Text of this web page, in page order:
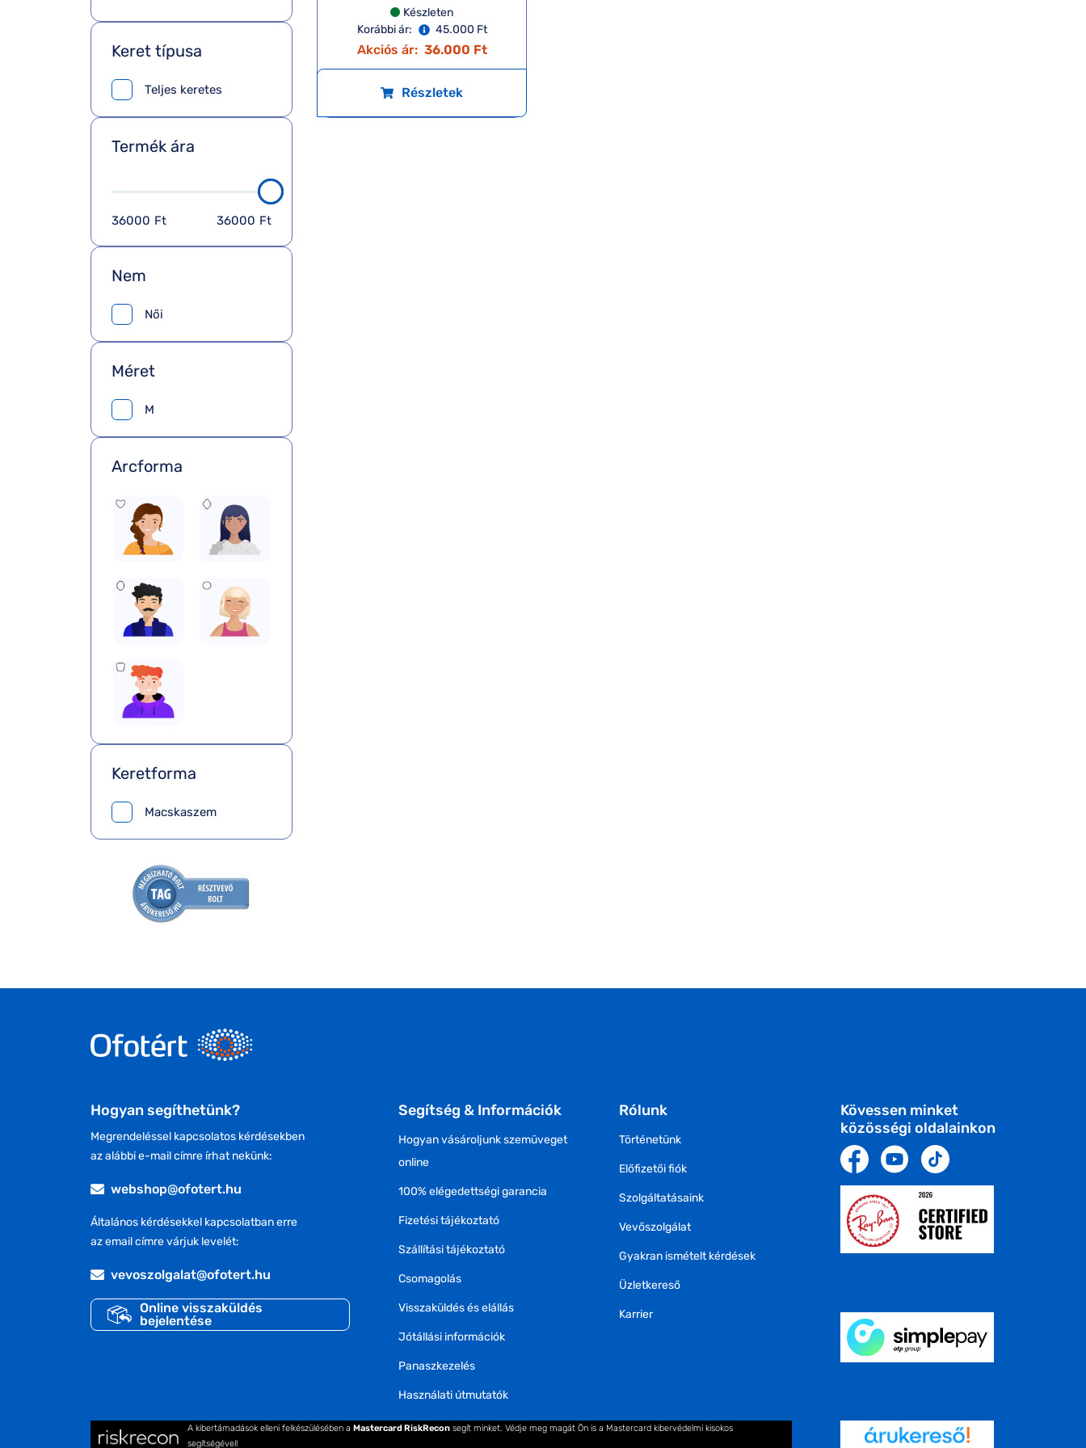
Méret
M
Nem
Női
Keretforma
Macskaszem
Keret típusa
Teljes keretes
Termék ára
36000 Ft 36000 Ft
Arcforma
Készleten
Korábbi ár:
45.000 Ft
Akciós ár: 36.000 Ft
Részletek
Hogyan segíthetünk?
Megrendeléssel kapcsolatos kérdésekben
az alábbi e-mail címre írhat nekünk:
webshop@ofotert.hu
Általános kérdésekkel kapcsolatban erre
az email címre várjuk levelét:
vevoszolgalat@ofotert.hu
Online visszaküldés
bejelentése
Segítség & Információk
Hogyan vásároljunk szemüveget
online
100% elégedettségi garancia
Fizetési tájékoztató
Szállítási tájékoztató
Csomagolás
Visszaküldés és elállás
Jótállási információk
Panaszkezelés
Használati útmutatók
Rólunk
Történetünk
Előfizetői fiók
Szolgáltatásaink
Vevőszolgálat
Gyakran ismételt kérdések
Üzletkereső
Karrier
Kövessen minket
közösségi oldalainkon
A kibertámadások elleni felkészülésében a Mastercard RiskRecon segít minket. Védje meg magát Ön is a Mastercard kibervédelmi kisokos
segítségével!